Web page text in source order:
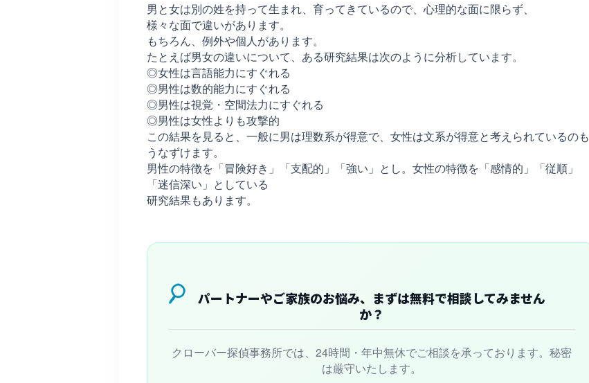
男と女は別の姓を持って生まれ、育ってきているので、心理的な面に限らず、
様々な面で違いがあります。
もちろん、例外や個人があります。
たとえば男女の違いについて、ある研究結果は次のように分析しています。
◎女性は言語能力にすぐれる
◎男性は数的能力にすぐれる
◎男性は視覚・空間法力にすぐれる
◎男性は女性よりも攻撃的
この結果を見ると、一般に男は理数系が得意で、女性は文系が得意と考えられているのも
うなずけます。
男性の特徴を「冒険好き」「支配的」「強い」とし。女性の特徴を「感情的」「従順」
「迷信深い」としている
研究結果もあります。
パートナーやご家族のお悩み、まずは無料で相談してみません
か？
クローバー探偵事務所では、24時間・年中無休でご相談を承っております。秘密
は厳守いたします。